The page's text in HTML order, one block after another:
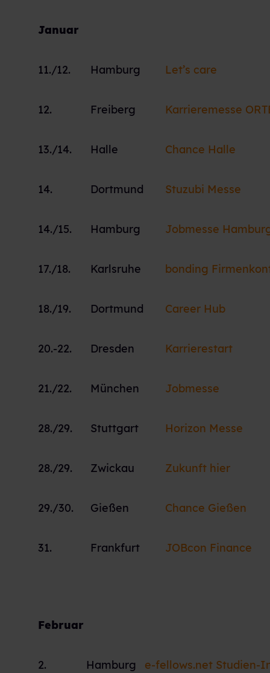
Januar
11./12. Hamburg Let’s care
12. Freiberg Karrieremesse
13./14. Halle Chance Halle
14. Dortmund Stuzubi Messe
14./15. Hamburg Jobmesse
17./18. Karlsruhe bonding
18./19. Dortmund Career Hub
20.-22. Dresden Karrierestart
21./22. München Jobmesse
28./29. Stuttgart Horizon Messe
28./29. Zwickau Zukunft hier
29./30. Gießen Chance Gießen
31. Frankfurt JOBcon Finance
Februar
2. Hamburg e-fellows.net Studien-